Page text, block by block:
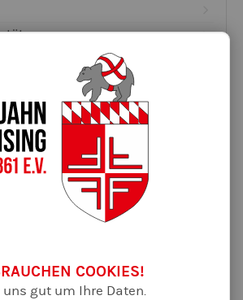
in der Geschäftsstelle
Unterstützt von:
COOKIES!
gut um Ihre Daten.